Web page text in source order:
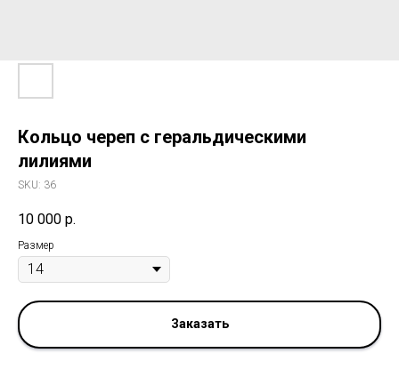
Кольцо череп с геральдическими
лилиями
SKU: 36
10 000 р.
Размер
Заказать